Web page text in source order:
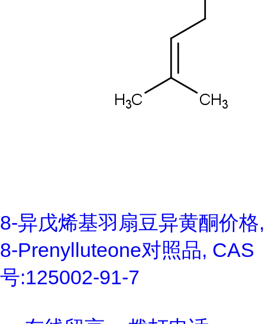
8-异戊烯基羽扇豆异黄酮价格,
8-Prenylluteone对照品, CAS
号:125002-91-7